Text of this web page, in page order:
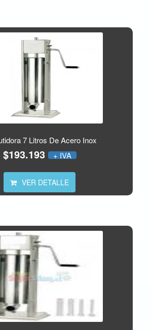
7 Litros De Acero Inox
$193.193 + IVA
VER DETALLE